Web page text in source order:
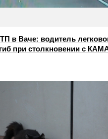
в Ваче: водитель
при столкновении с